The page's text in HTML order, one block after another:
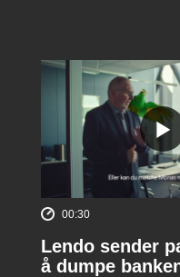
00:30
Lendo sender
å dumpe